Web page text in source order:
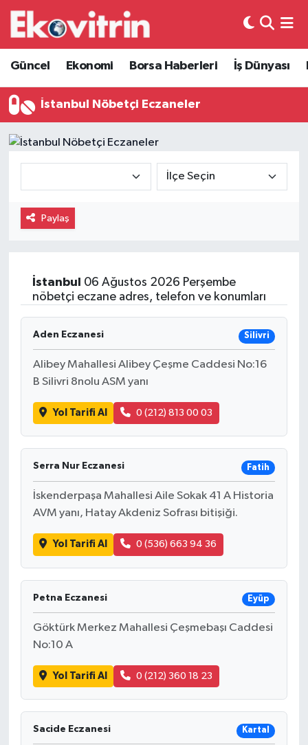
Güncel Ekonomi Borsa Haberleri İş Dünyası
İstanbul Nöbetçi Eczaneler
Paylaş
İstanbul
06 Ağustos 2026 Perşembe
nöbetçi eczane adres, telefon ve konumları
Aden Eczanesi Silivri
Alibey Mahallesi Alibey Çeşme Caddesi No:16
B Silivri 8nolu ASM yanı
Yol Tarifi Al 0 (212) 813 00 03
Serra Nur Eczanesi Fatih
İskenderpaşa Mahallesi Aile Sokak 41 A Historia
AVM yanı, Hatay Akdeniz Sofrası bitişiği.
Yol Tarifi Al 0 (536) 663 94 36
Petna Eczanesi Eyüp
Göktürk Merkez Mahallesi Çeşmebaşı Caddesi
No:10 A
Yol Tarifi Al 0 (212) 360 18 23
Sacide Eczanesi Kartal
Güncel
Ekonomi
Borsa Haberleri
Lojistik
Otovitrin
Magazin
Gayrimenkul
Spor
Eğitim
Hava Durumu
Trafik Durumu
Süper Lig Puan Durumu ve Fikstür
Son Dakika Haberleri
Haber Arşivi